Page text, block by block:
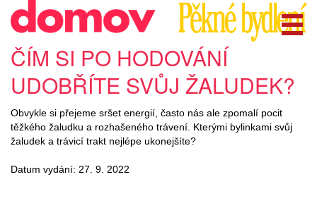
ČÍM SI PO HODOVÁNÍ
UDOBŘÍTE SVŮJ ŽALUDEK?
Obvykle si přejeme sršet energií, často nás ale zpomalí pocit
těžkého žaludku a rozhašeného trávení. Kterými bylinkami svůj
žaludek a trávicí trakt nejlépe ukonejšíte?
Datum vydání: 27. 9. 2022